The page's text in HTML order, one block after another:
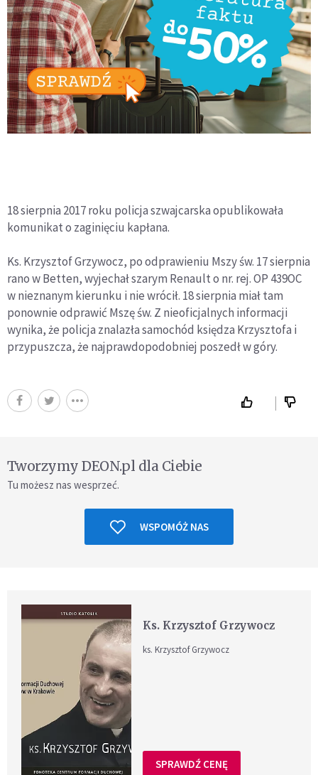
18 sierpnia 2017 roku policja szwajcarska opublikowała
komunikat o zaginięciu kapłana.
Ks. Krzysztof Grzywocz, po odprawieniu Mszy św. 17 sierpnia
rano w Betten, wyjechał szarym Renault o nr. rej. OP 439OC
w nieznanym kierunku i nie wrócił. 18 sierpnia miał tam
ponownie odprawić Mszę św. Z nieoficjalnych informacji
wynika, że policja znalazła samochód księdza Krzysztofa i
przypuszcza, że najprawdopodobniej poszedł w góry.
Tworzymy DEON.pl dla Ciebie
Tu możesz nas wesprzeć.
WSPOMÓŻ NAS
Ks. Krzysztof Grzywocz
ks. Krzysztof Grzywocz
SPRAWDŹ CENĘ